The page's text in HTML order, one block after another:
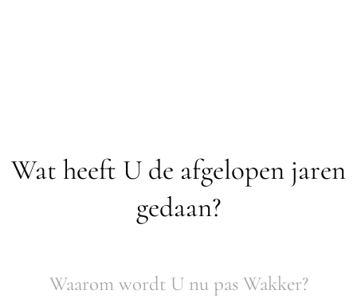
Wat heeft U de afgelopen jaren
gedaan?
Waarom wordt U nu pas Wakker?